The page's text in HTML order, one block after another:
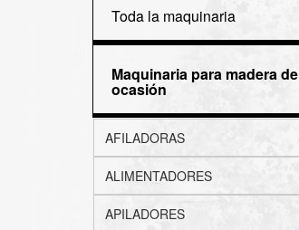
Toda la maquinaria
Maquinaria para madera de
ocasión
AFILADORAS
ALIMENTADORES
APILADORES